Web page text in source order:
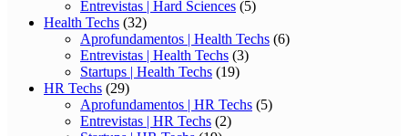
Entrevistas | Hard Sciences (5)
Health Techs (32)
Aprofundamentos | Health Techs (6)
Entrevistas | Health Techs (3)
Startups | Health Techs (19)
HR Techs (29)
Aprofundamentos | HR Techs (5)
Entrevistas | HR Techs (2)